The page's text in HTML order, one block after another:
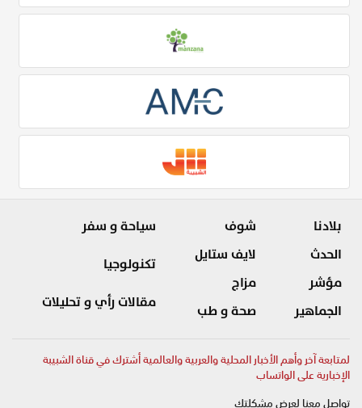
بلادنا
الحدث
مؤشر
الجماهير
شوف
لايف ستايل
مزاج
صحة و طب
سياحة و سفر
تكنولوجيا
مقالات رأي و تحليلات
لمتابعة آخر وأهم الأخبار المحلية والعربية والعالمية أشترك في قناة الشبيبة
الإخبارية على الواتساب